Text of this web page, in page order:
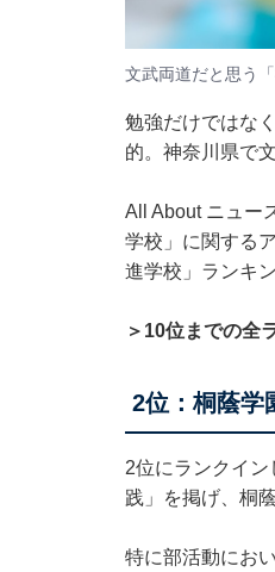
文武両道だと思う
勉強だけではな
的。神奈川県で
All About ニュー
学校」に関する
進学校」ランキ
＞10位までの全
2位：桐蔭学
2位にランクイ
践」を掲げ、桐
特に部活動にお